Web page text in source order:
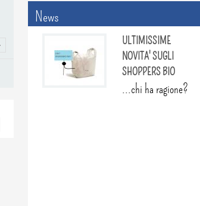
News
ULTIMISSIME
NOVITA' SUGLI
SHOPPERS BIO
...chi ha ragione?